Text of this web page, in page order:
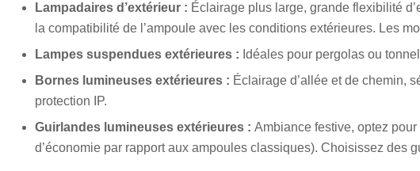
Lampadaires d’extérieur : Éclairage plus large, grande flexibilité
la compatibilité de l’ampoule avec les conditions extérieures. Les
Lampes suspendues extérieures : Idéales pour pergolas ou
Bornes lumineuses extérieures : Éclairage d’allée et de chemin,
protection IP.
Guirlandes lumineuses extérieures : Ambiance festive, optez
d’économie par rapport aux ampoules classiques). Choisissez des